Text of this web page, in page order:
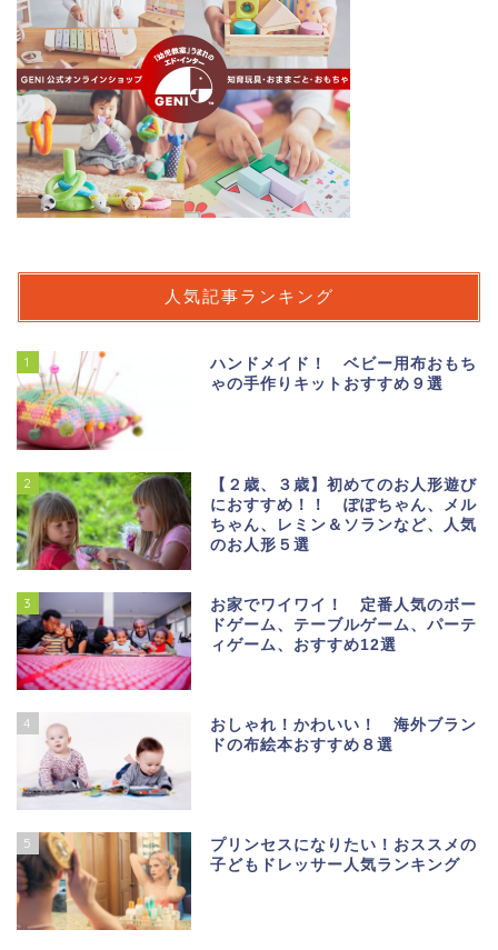
人気記事ランキング
1
ハンドメイド！ ベビー用布おもち
ゃの手作りキットおすすめ９選
2
【２歳、３歳】初めてのお人形遊び
におすすめ！！ ぽぽちゃん、メル
ちゃん、レミン＆ソランなど、人気
のお人形５選
3
お家でワイワイ！ 定番人気のボー
ドゲーム、テーブルゲーム、パーテ
ィゲーム、おすすめ12選
4
おしゃれ！かわいい！ 海外ブラン
ドの布絵本おすすめ８選
5
プリンセスになりたい！おススメの
子どもドレッサー人気ランキング